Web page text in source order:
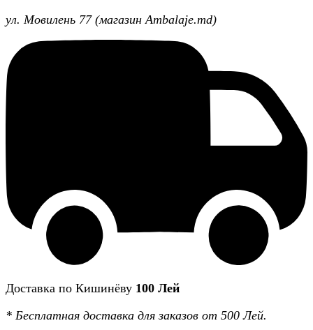
ул. Мовилень 77 (магазин Ambalaje.md)
Доставка по Кишинёву 100 Лей
* Бесплатная доставка для заказов от 500 Лей.